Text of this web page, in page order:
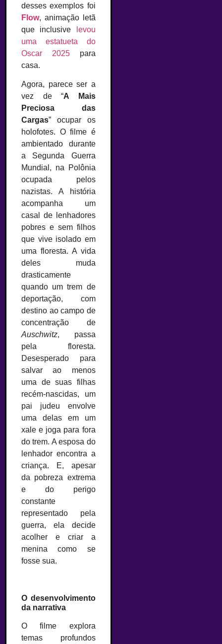
desses exemplos foi
Flow, animação letã
que inclusive
levou
uma estatueta do
Oscar 2025para
casa.
Agora, parece ser a
vez de “A Mais
Preciosa das
Cargas” ocupar os
holofotes. O filme é
ambientado durante
a Segunda Guerra
Mundial, na Polônia
ocupada pelos
nazistas. A história
acompanha um
casal de lenhadores
pobres e sem filhos
que vive isolado em
uma floresta. A vida
deles muda
drasticamente
quando um trem de
deportação, com
destino ao campo de
concentração de
Auschwitz, passa
pela floresta.
Desesperado para
salvar ao menos
uma de suas filhas
recém-nascidas, um
pai judeu envolve
uma delas em um
xale e joga para fora
do trem. A esposa do
lenhador encontra a
criança. E, apesar
da pobreza extrema
e do perigo
constante
representado pela
guerra, ela decide
acolher e criar a
menina como se
fosse sua.
O desenvolvimento
da narrativa
O filme explora
temas profundos